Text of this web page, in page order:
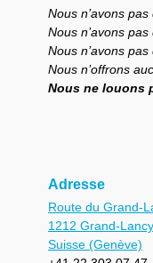
Nous n’avons
Nous n’avons pas
Nous n’avons
Nous n’offrons
Nous ne louons
Adresse
Route du Grand-
1212 Grand-Lancy
Suisse (Genève)